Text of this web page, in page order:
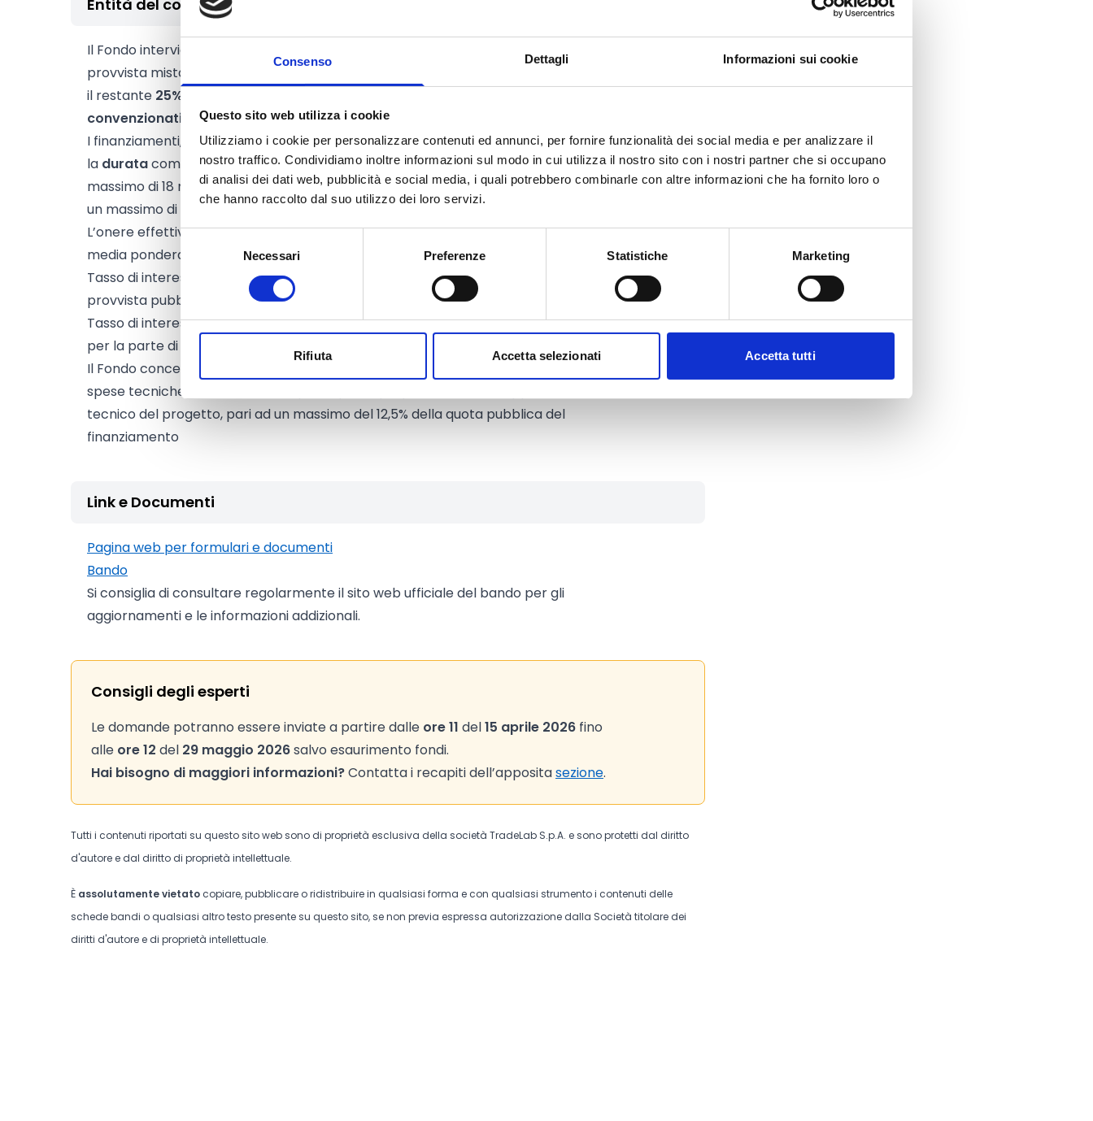
Consenso Dettagli Informazioni sui cookie
Questo sito web utilizza i cookie
Utilizziamo i cookie per personalizzare contenuti ed annunci, per fornire funzionalità dei social media e per analizzare il
nostro traffico. Condividiamo inoltre informazioni sul modo in cui utilizza il nostro sito con i nostri partner che si occupano
di analisi dei dati web, pubblicità e social media, i quali potrebbero combinarle con altre informazioni che ha fornito loro o
che hanno raccolto dal suo utilizzo dei loro servizi.
Selezione
del
consenso
Necessari Preferenze Statistiche Marketing
Rifiuta Accetta selezionati Accetta tutti
Entità del contributo
Il Fondo interviene concedendo finanziamenti a tasso agevolato con
provvista mista, derivante per il
il restante 25%
convenzionati.
I finanziamenti, nella forma tecnica di mutuo chirografario, possono avere
la duratacompresa tra18 e 96 mesi(incluso un preammortamento
massimo di 18 mesi), ed importo ricompreso tra un minimo di 25mila euro ad
un massimo di 1 milione di euro. È finanziabile il 100% del progetto presentato.
L’onere effettivo degli interessi a carico dell’impresa beneficiaria, è pari alla
media ponderata fra i due seguenti tassi:
Tasso di interesse pari allo 0,00% a valere sulla parte di finanziamento avente
provvista pubblica (75%);
Tasso di interesse pari all’Euribor 6 mesi mmp + spread massimo del 4,99%
per la parte di finanziamento con provvista bancaria (25%).
Il Fondo concede anche un contributo a fondo perduto per il rimborso delle
spese tecniche sostenute dall’impresa per la preparazione ed il supporto
tecnico del progetto, pari ad un massimo del 12,5% della quota pubblica del
finanziamento
Link e Documenti
Pagina web per formulari e documenti
Bando
Si consiglia di consultare regolarmente il sito web ufficiale del bando per gli
aggiornamenti e le informazioni addizionali.
Consigli degli esperti
Le domande potranno essere inviate a partire dalle ore 11 del15 aprile 2026 fino
alle ore 12 del 29 maggio 2026salvo esaurimento fondi.
Hai bisogno di maggiori informazioni?Contatta i recapiti dell’appositasezione.
Tutti i contenuti riportati su questo sito web sono di proprietà esclusiva della società TradeLab S.p.A. e sono protetti dal diritto
d'autore e dal diritto di proprietà intellettuale.
È assolutamente vietato copiare, pubblicare o ridistribuire in qualsiasi forma e con qualsiasi strumento i contenuti delle
schede bandi o qualsiasi altro testo presente su questo sito, se non previa espressa autorizzazione dalla Società titolare dei
diritti d'autore e di proprietà intellettuale.